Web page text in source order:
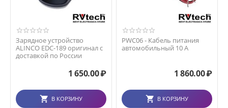
Зарядное устройство
ALINCO EDC-189 оригинал с
доставкой по России
1 650.00₽
В КОРЗИНУ
PWC06 - Кабель питания
автомобильный 10 А
1 860.00₽
В КОРЗИНУ